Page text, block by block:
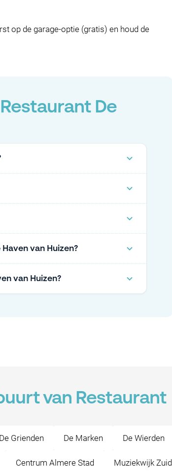
op de garage-optie (gratis) en houd de
De
van Huizen?
van Huizen?
van Restaurant
De Grienden De Marken De Wierden
Centrum Almere Stad Muziekwijk Zuid